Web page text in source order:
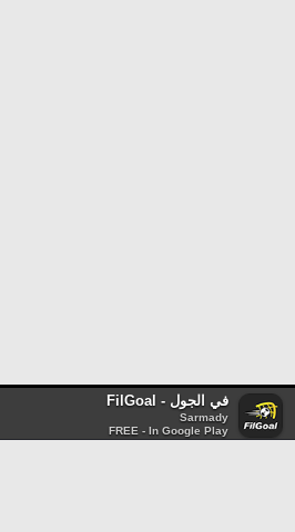
في الجول - FilGoal
Sarmady
FREE - In Google Play